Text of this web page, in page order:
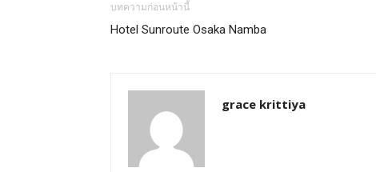
บทความก่อนหน้านี้
Hotel Sunroute Osaka Namba
grace krittiya